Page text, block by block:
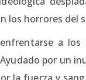
los horrores del
a los
por un
la fuerza y